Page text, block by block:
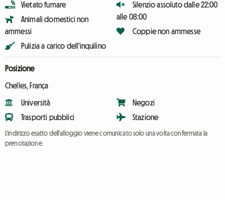
Vietato fumare
Animali domestici non
ammessi
Pulizia a carico dell'inquilino
Silenzio assoluto dalle 22:00
alle 08:00
Coppie non ammesse
Posizione
Chelles, França
Università
Trasporti pubblici
Negozi
Stazione
L'indirizzo esatto dell'alloggio viene comunicato solo una volta confermata la
prenotazione.